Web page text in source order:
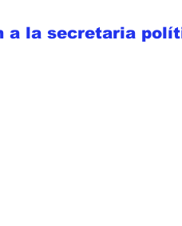
a la secretaria